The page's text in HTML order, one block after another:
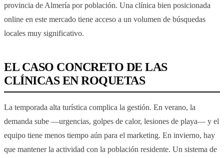
provincia de Almería por población. Una clínica bien posicionada
online en este mercado tiene acceso a un volumen de búsquedas
locales muy significativo.
EL CASO CONCRETO DE LAS
CLÍNICAS EN ROQUETAS
La temporada alta turística complica la gestión. En verano, la
demanda sube —urgencias, golpes de calor, lesiones de playa— y el
equipo tiene menos tiempo aún para el marketing. En invierno, hay
que mantener la actividad con la población residente. Un sistema de